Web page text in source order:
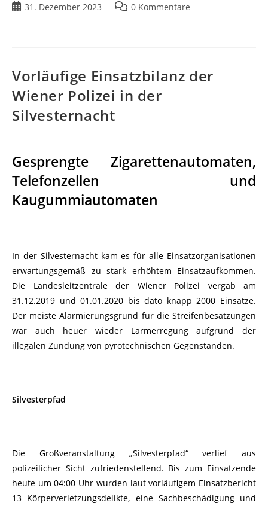
31. Dezember 2023 0 Kommentare
Vorläufige Einsatzbilanz der
Wiener Polizei in der
Silvesternacht
Gesprengte Zigarettenautomaten,
Telefonzellen und
Kaugummiautomaten
In der Silvesternacht kam es für alle Einsatzorganisationen
erwartungsgemäß zu stark erhöhtem Einsatzaufkommen.
Die Landesleitzentrale der Wiener Polizei vergab am
31.12.2019 und 01.01.2020 bis dato knapp 2000 Einsätze.
Der meiste Alarmierungsgrund für die Streifenbesatzungen
war auch heuer wieder Lärmerregung aufgrund der
illegalen Zündung von pyrotechnischen Gegenständen.
Silvesterpfad
Die Großveranstaltung „Silvesterpfad“ verlief aus
polizeilicher Sicht zufriedenstellend. Bis zum Einsatzende
heute um 04:00 Uhr wurden laut vorläufigem Einsatzbericht
13 Körperverletzungsdelikte, eine Sachbeschädigung und